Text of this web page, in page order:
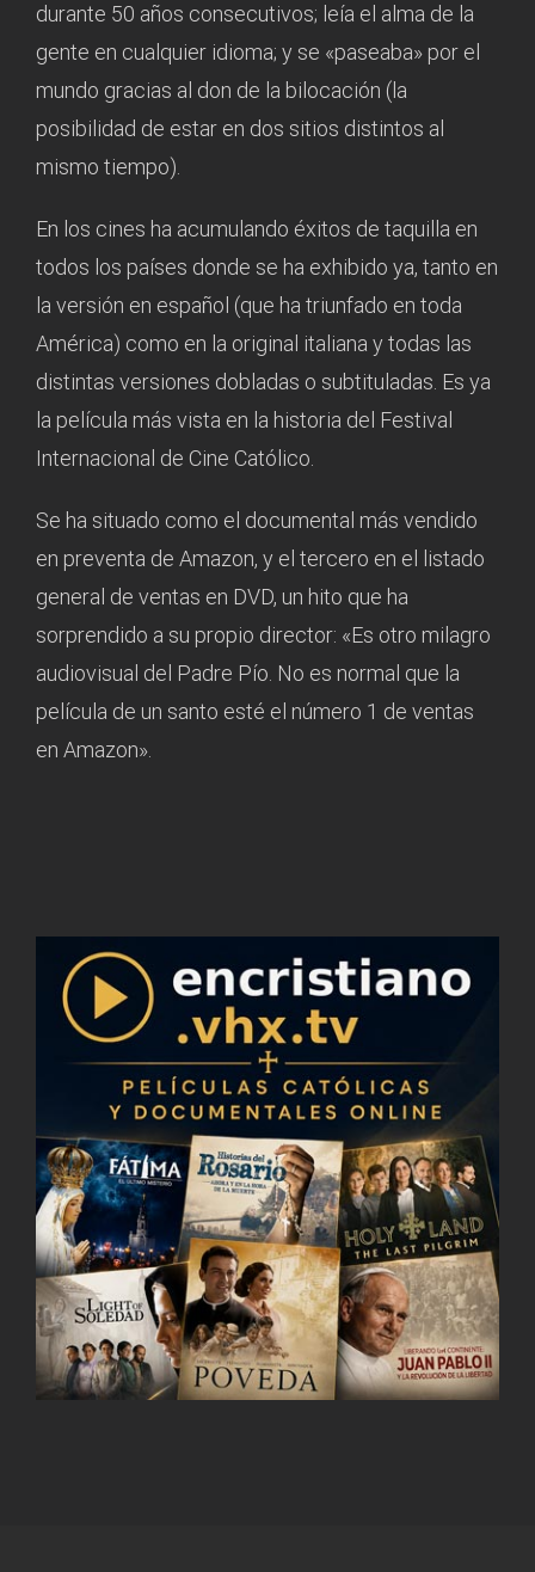
durante 50 años consecutivos; leía el alma de la
gente en cualquier idioma; y se «paseaba» por el
mundo gracias al don de la bilocación (la
posibilidad de estar en dos sitios distintos al
mismo tiempo).
En los cines ha acumulando éxitos de taquilla en
todos los países donde se ha exhibido ya, tanto en
la versión en español (que ha triunfado en toda
América) como en la original italiana y todas las
distintas versiones dobladas o subtituladas. Es ya
la película más vista en la historia del Festival
Internacional de Cine Católico.
Se ha situado como el documental más vendido
en preventa de Amazon, y el tercero en el listado
general de ventas en DVD, un hito que ha
sorprendido a su propio director: «Es otro milagro
audiovisual del Padre Pío. No es normal que la
película de un santo esté el número 1 de ventas
en Amazon».